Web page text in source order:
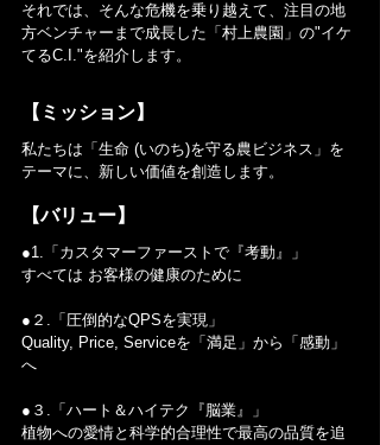
それでは、そんな危機を乗り越えて、注目の地
方ベンチャーまで成長した「村上農園」の"イケ
てるC.I."を紹介します。
【ミッション】
私たちは「生命 (いのち)を守る農ビジネス」を
テーマに、新しい価値を創造します。
【バリュー】
●1.「カスタマーファーストで『考動』」
すべては お客様の健康のために
●２.「圧倒的なQPSを実現」
Quality, Price, Serviceを「満足」から「感動」
へ
●３.「ハート＆ハイテク『脳業』」
植物への愛情と科学的合理性で最高の品質を追